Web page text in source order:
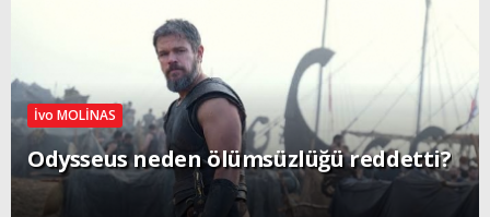
İvo MOLİNAS
Odysseus neden ölümsüzlüğü reddetti?